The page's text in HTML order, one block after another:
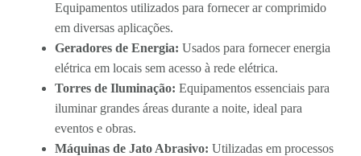
Equipamentos utilizados para fornecer ar comprimido
em diversas aplicações.
Geradores de Energia: Usados para fornecer energia
elétrica em locais sem acesso à rede elétrica.
Torres de Iluminação: Equipamentos essenciais para
iluminar grandes áreas durante a noite, ideal para
eventos e obras.
Máquinas de Jato Abrasivo: Utilizadas em processos